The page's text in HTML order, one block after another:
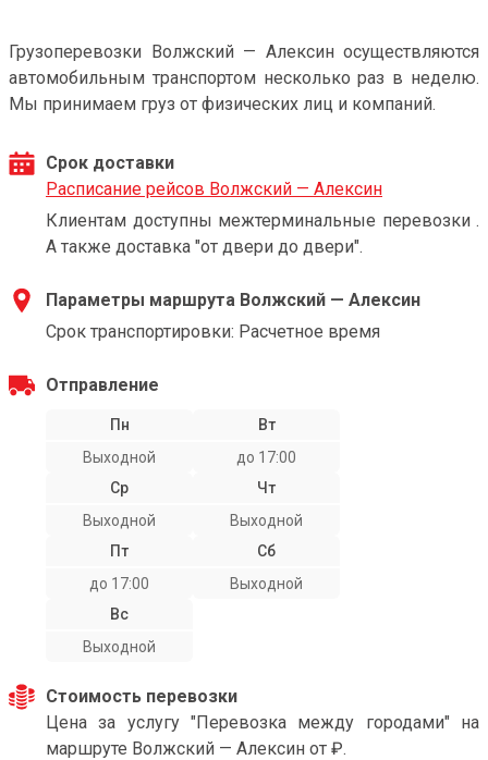
Грузоперевозки Волжский — Алексин осуществляются
автомобильным транспортом несколько раз в неделю.
Мы принимаем груз от физических лиц и компаний.
Срок доставки
Расписание рейсов Волжский — Алексин
Клиентам доступны межтерминальные перевозки .
А также доставка "от двери до двери".
Параметры маршрута Волжский — Алексин
Срок транспортировки: Расчетное время
Отправление
Пн
Выходной
Вт
до 17:00
Ср
Выходной
Чт
Выходной
Пт
до 17:00
Сб
Выходной
Вс
Выходной
Стоимость перевозки
Цена за услугу "Перевозка между городами" на
маршруте Волжский — Алексин от ₽.